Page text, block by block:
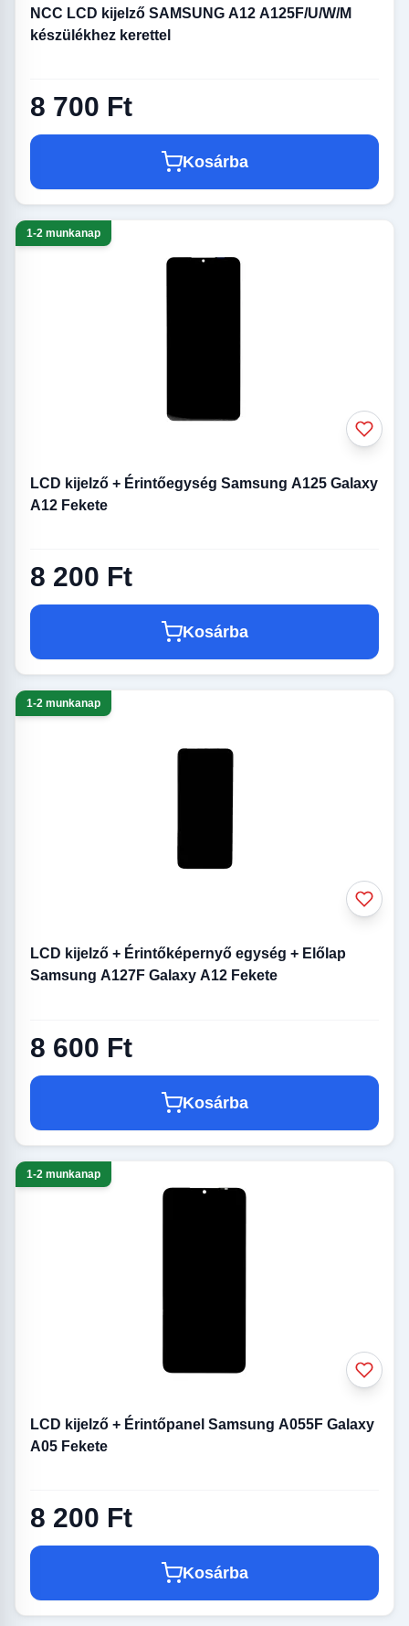
NCC LCD kijelző SAMSUNG A12 A125F/U/W/M
készülékhez kerettel
8 700 Ft
Kosárba
1-2 munkanap
LCD kijelző + Érintőegység Samsung A125 Galaxy
A12 Fekete
8 200 Ft
Kosárba
1-2 munkanap
LCD kijelző + Érintőképernyő egység + Előlap
Samsung A127F Galaxy A12 Fekete
8 600 Ft
Kosárba
1-2 munkanap
LCD kijelző + Érintőpanel Samsung A055F Galaxy
A05 Fekete
8 200 Ft
Kosárba